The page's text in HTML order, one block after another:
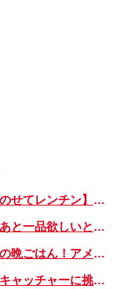
【具材と調味料をのせてレンチン】ケチャップ×バターの王道味！「うどんナポリタン」のできあがり♪
【簡単！時短！】あと一品欲しいときにおすすめの「卵とレタスの炒めもの」のレシピ
子どもが喜ぶ世界の晩ごはん！アメリカのフライドチキン＆フライドポテト
【おうちでドームキャッチャーに挑戦だ】アンパンマン わくわくドームキャッチャー